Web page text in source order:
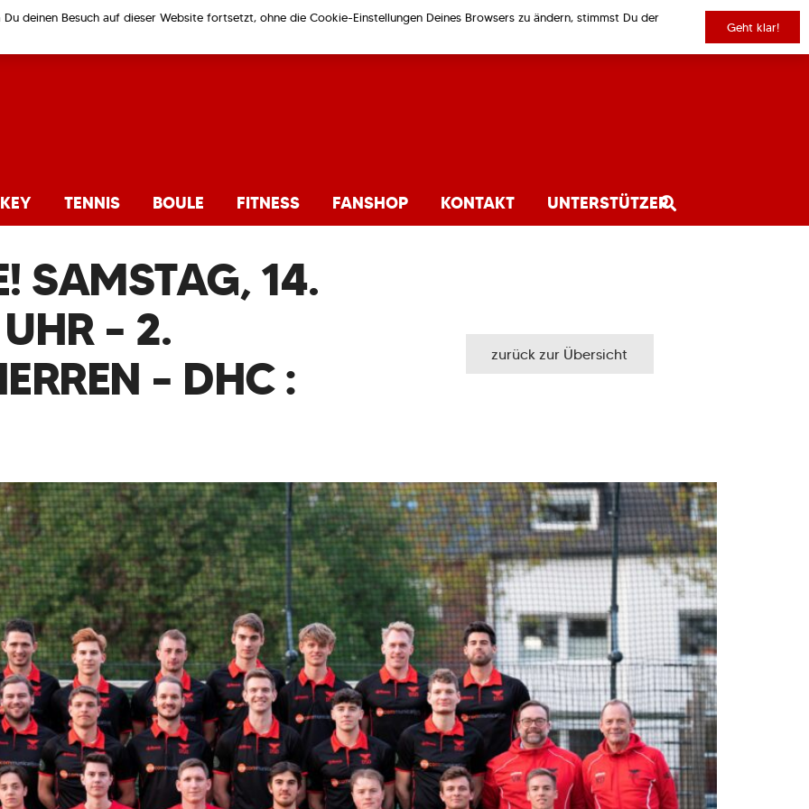
TENNIS BOULE FITNESS FANSHOP KONTAKT UNTERSTÜTZER
SAMSTAG, 14.
– 2.
– DHC :
zurück zur Übersicht
deinen Besuch auf dieser Website fortsetzt, ohne die Cookie-Einstellungen Deines Browsers zu ändern, stimmst Du der
Geht klar!